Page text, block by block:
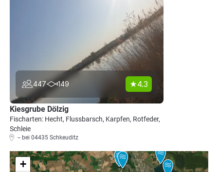
447 149 4.3
Kiesgrube Dölzig
Fischarten: Hecht, Flussbarsch, Karpfen, Rotfeder,
Schleie
-- bei 04435 Schkeuditz
+